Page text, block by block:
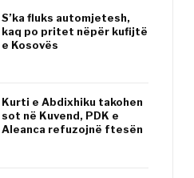
S’ka fluks automjetesh,
kaq po pritet nëpër kufijtë
e Kosovës
Kurti e Abdixhiku takohen
sot në Kuvend, PDK e
Aleanca refuzojnë ftesën